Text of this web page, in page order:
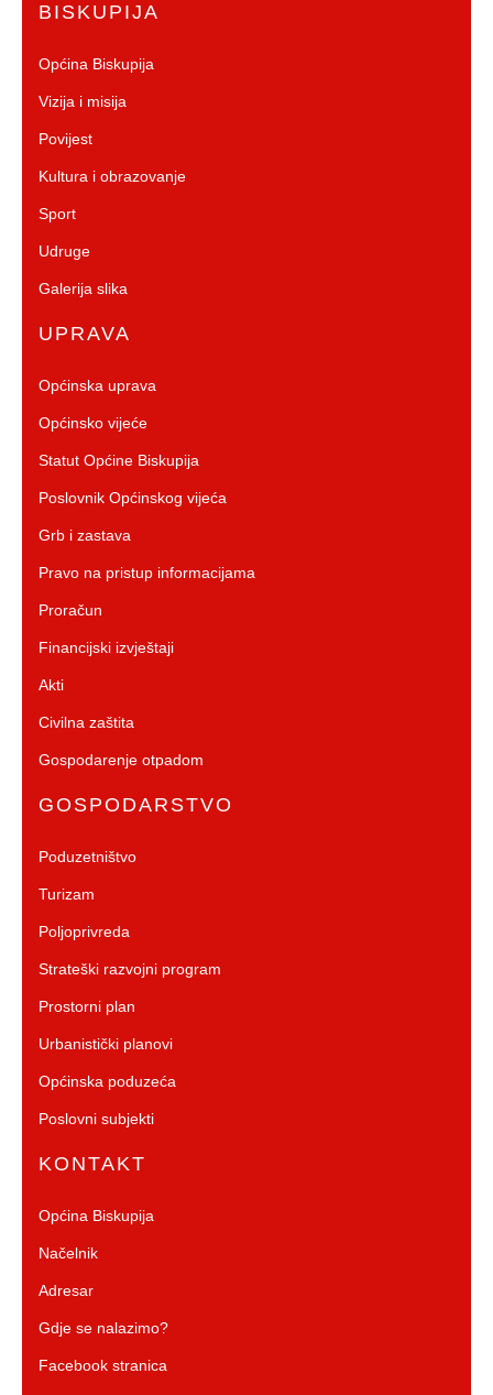
BISKUPIJA
Općina Biskupija
Vizija i misija
Povijest
Kultura i obrazovanje
Sport
Udruge
Galerija slika
UPRAVA
Općinska uprava
Općinsko vijeće
Statut Općine Biskupija
Poslovnik Općinskog vijeća
Grb i zastava
Pravo na pristup informacijama
Proračun
Financijski izvještaji
Akti
Civilna zaštita
Gospodarenje otpadom
GOSPODARSTVO
Poduzetništvo
Turizam
Poljoprivreda
Strateški razvojni program
Prostorni plan
Urbanistički planovi
Općinska poduzeća
Poslovni subjekti
KONTAKT
Općina Biskupija
Načelnik
Adresar
Gdje se nalazimo?
Facebook stranica